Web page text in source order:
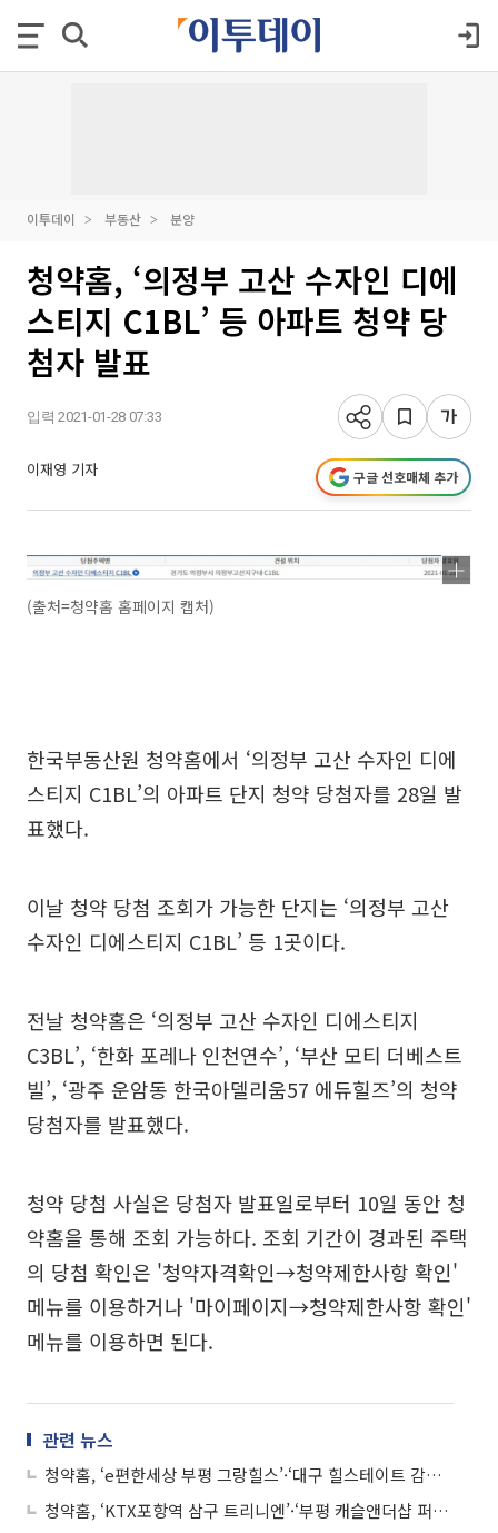
이투데이 부동산 분양
청약홈, ‘의정부 고산 수자인 디에
스티지 C1BL’ 등 아파트 청약 당
첨자 발표
입력 2021-01-28 07:33
이재영 기자 구글 선호매체 추가
(출처=청약홈 홈페이지 캡처)
한국부동산원 청약홈에서 ‘의정부 고산 수자인 디에
스티지 C1BL’의 아파트 단지 청약 당첨자를 28일 발
표했다.
이날 청약 당첨 조회가 가능한 단지는 ‘의정부 고산
수자인 디에스티지 C1BL’ 등 1곳이다.
전날 청약홈은 ‘의정부 고산 수자인 디에스티지
C3BL’, ‘한화 포레나 인천연수’, ‘부산 모티 더베스트
빌’, ‘광주 운암동 한국아델리움57 에듀힐즈’의 청약
당첨자를 발표했다.
청약 당첨 사실은 당첨자 발표일로부터 10일 동안 청
약홈을 통해 조회 가능하다. 조회 기간이 경과된 주택
의 당첨 확인은 '청약자격확인→청약제한사항 확인'
메뉴를 이용하거나 '마이페이지→청약제한사항 확인'
메뉴를 이용하면 된다.
관련 뉴스
청약홈, ‘e편한세상 부평 그랑힐스’·‘대구 힐스테이트 감삼 센트럴’ 등 아파트 청약 당첨자 발표
청약홈, ‘KTX포항역 삼구 트리니엔’·‘부평 캐슬앤더샵 퍼스트’ 등 아파트 청약 당첨자 발표